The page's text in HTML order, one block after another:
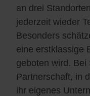
an drei
jederzeit wieder
Besonders
eine erstklassige
geboten wird. Bei
Partnerschaft, in
ihr eigenes